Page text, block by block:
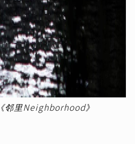
邻里Neighborhood》